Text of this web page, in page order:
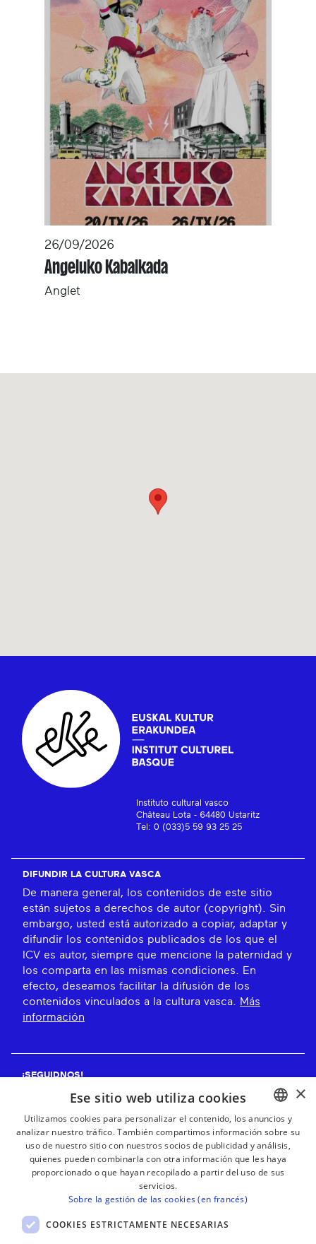
26/09/2026
Angeluko Kabalkada
Anglet
Instituto cultural vasco
Château Lota - 64480 Ustaritz
Tel: 0 (033)5 59 93 25 25
DIFUNDIR LA CULTURA VASCA
De manera general, los contenidos de este sitio
están sujetos a derechos de autor (copyright). Sin
embargo, usted está autorizado a copiar, adaptar y
difundir los contenidos publicados de los que el
ICV es autor, siempre que mencione la paternidad y
los comparta en las mismas condiciones. En
efecto, deseamos facilitar la difusión de los
contenidos vinculados a la cultura vasca. Más
información
¡SEGUIDNOS!
¡RECIBE NUESTROS BOLETINES!
Suscribirse
BASQUE
FRENCH
×
Ese sitio web utiliza cookies
Utilizamos cookies para personalizar el contenido, los anuncios y
analizar nuestro tráfico. También compartimos información sobre su
uso de nuestro sitio con nuestros socios de publicidad y análisis,
quienes pueden combinarla con otra información que les haya
proporcionado o que hayan recopilado a partir del uso de sus
servicios.
Sobre la gestión de las cookies (en francés)
COOKIES ESTRICTAMENTE NECESARIAS